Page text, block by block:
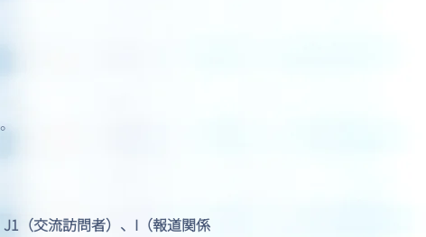
（交流訪問者）、I（報道関係